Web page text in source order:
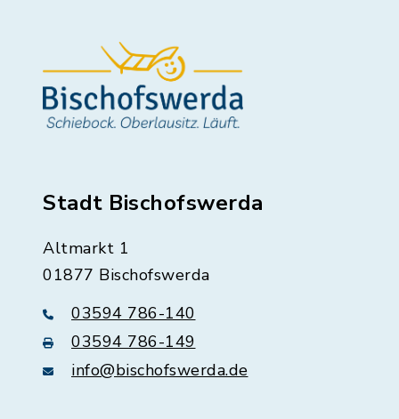
Stadt Bischofswerda
Altmarkt 1
01877 Bischofswerda
03594 786-140
03594 786-149
info@bischofswerda.de